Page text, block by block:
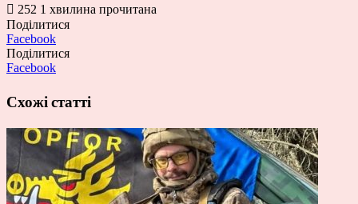
252 1 хвилина прочитана
Поділитися
Facebook
Поділитися
Facebook
Схожі статті